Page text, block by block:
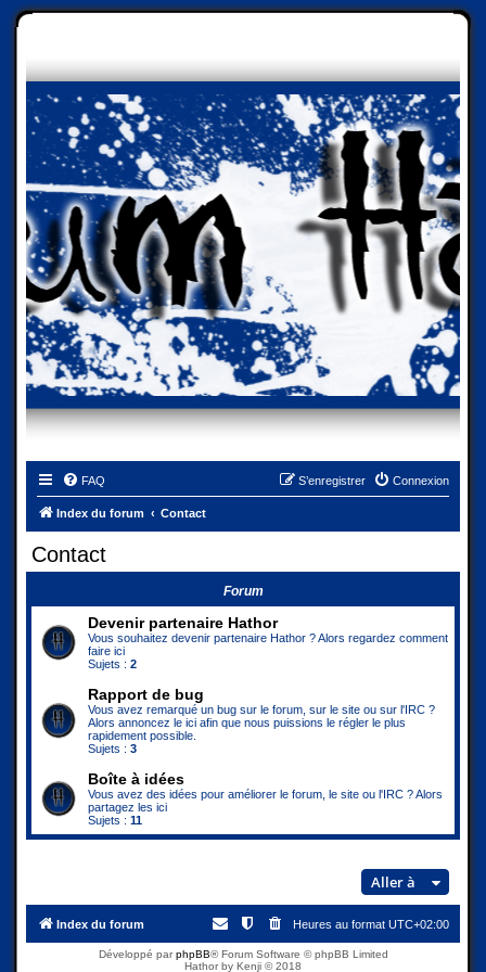
FAQ Connexion
S’enregistrer
Index du forum Contact
Contact
Forum
Devenir partenaire Hathor
Vous souhaitez devenir partenaire Hathor ? Alors regardez comment
faire ici
Sujets : 2
Rapport de bug
Vous avez remarqué un bug sur le forum, sur le site ou sur l'IRC ?
Alors annoncez le ici afin que nous puissions le régler le plus
rapidement possible.
Sujets : 3
Boîte à idées
Vous avez des idées pour améliorer le forum, le site ou l'IRC ? Alors
partagez les ici
Sujets : 11
Aller à
Index du forum Heures au format UTC+02:00
Développé parphpBB® Forum Software © phpBB Limited
Hathor by Kenji © 2018